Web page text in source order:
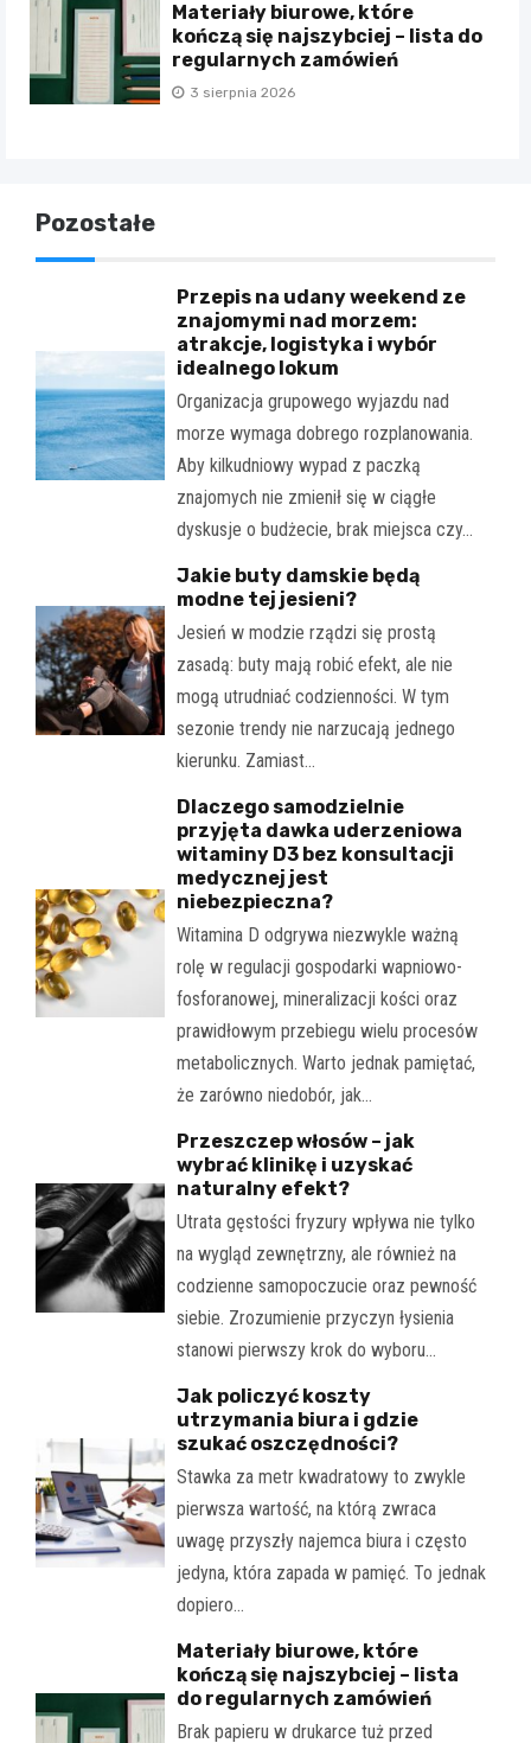
Materiały biurowe, które
kończą się najszybciej – lista do
regularnych zamówień
3 sierpnia 2026
Pozostałe
Przepis na udany weekend ze
znajomymi nad morzem:
atrakcje, logistyka i wybór
idealnego lokum
Organizacja grupowego wyjazdu nad
morze wymaga dobrego rozplanowania.
Aby kilkudniowy wypad z paczką
znajomych nie zmienił się w ciągłe
dyskusje o budżecie, brak miejsca czy…
Jakie buty damskie będą
modne tej jesieni?
Jesień w modzie rządzi się prostą
zasadą: buty mają robić efekt, ale nie
mogą utrudniać codzienności. W tym
sezonie trendy nie narzucają jednego
kierunku. Zamiast…
Dlaczego samodzielnie
przyjęta dawka uderzeniowa
witaminy D3 bez konsultacji
medycznej jest
niebezpieczna?
Witamina D odgrywa niezwykle ważną
rolę w regulacji gospodarki wapniowo-
fosforanowej, mineralizacji kości oraz
prawidłowym przebiegu wielu procesów
metabolicznych. Warto jednak pamiętać,
że zarówno niedobór, jak…
Przeszczep włosów – jak
wybrać klinikę i uzyskać
naturalny efekt?
Utrata gęstości fryzury wpływa nie tylko
na wygląd zewnętrzny, ale również na
codzienne samopoczucie oraz pewność
siebie. Zrozumienie przyczyn łysienia
stanowi pierwszy krok do wyboru…
Jak policzyć koszty
utrzymania biura i gdzie
szukać oszczędności?
Stawka za metr kwadratowy to zwykle
pierwsza wartość, na którą zwraca
uwagę przyszły najemca biura i często
jedyna, która zapada w pamięć. To jednak
dopiero…
Materiały biurowe, które
kończą się najszybciej – lista
do regularnych zamówień
Brak papieru w drukarce tuż przed